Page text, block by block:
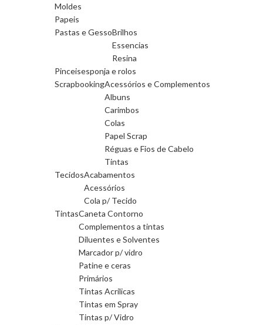
Moldes
Papeis
Pastas e GessoBrilhos
Essencias
Resina
Pinceisesponja e rolos
ScrapbookingAcessórios e Complementos
Albuns
Carimbos
Colas
Papel Scrap
Réguas e Fios de Cabelo
Tintas
TecidosAcabamentos
Acessórios
Cola p/ Tecido
TintasCaneta Contorno
Complementos a tintas
Diluentes e Solventes
Marcador p/ vidro
Patine e ceras
Primários
Tintas Acrilicas
Tintas em Spray
Tintas p/ Vidro